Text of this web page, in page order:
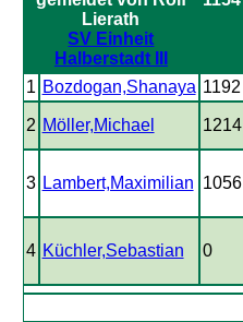
SV Einheit
Halberstadt III
1 Bozdogan,Shanaya 1192
2 Möller,Michael 1214
3 Lambert,Maximilian 1056
4 Küchler,Sebastian 0